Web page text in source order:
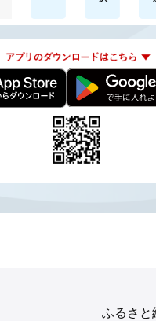
ふるさと